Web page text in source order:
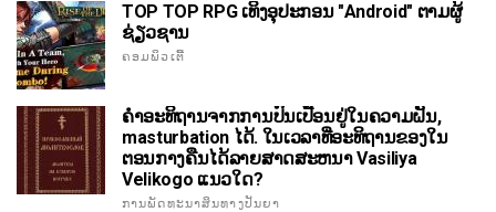
TOP TOP RPG ເທິງອຸປະກອນ "Android" ຕາມຜູ້
ຊ່ຽວຊານ
ຄອມພິວເຕີ້
ຄໍາອະທິຖານຈາກການປົນເປື້ອນຢູ່ໃນຄວາມຝັນ,
masturbation ໄດ້. ໃນເວລາທີ່ອະທິຖານຂອງໃນ
ຕອນກາງຄືນໄດ້ລາຍສາດສະຫນາ Vasiliya
Velikogo ແນວໃດ?
ການພັດທະນາສິນທາງປັນຍາ